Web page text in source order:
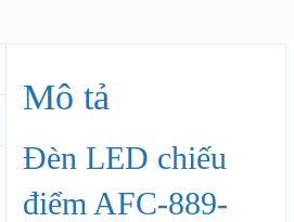
Mô tả
Đèn LED chiếu
điểm AFC-889-